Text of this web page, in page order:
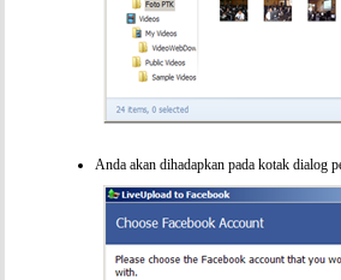
Anda akan dihadapkan pada kotak dialog